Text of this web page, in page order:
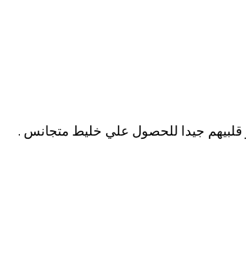
قلبيهم جيدا للحصول علي خليط متجانس .